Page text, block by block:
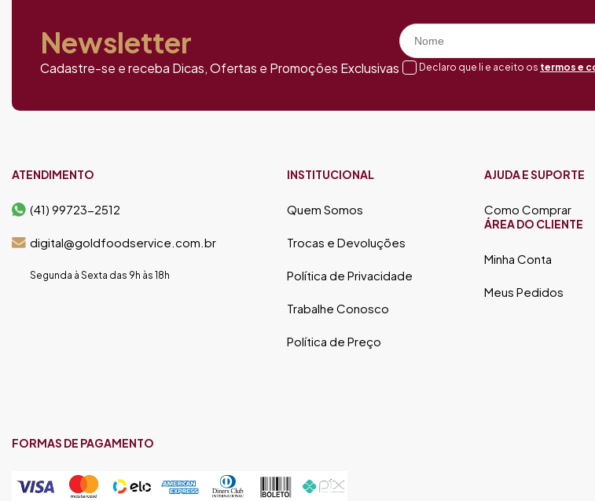
Newsletter
Cadastre-se e receba Dicas, Ofertas e Promoções Exclusivas Declaro que li e aceito os termos e
ATENDIMENTO
(41) 99723-2512
digital@goldfoodservice.com.br
Segunda à Sexta das 9h às 18h
INSTITUCIONAL
Quem Somos
Trocas e Devoluções
Política de Privacidade
Trabalhe Conosco
Política de Preço
AJUDA E SUPORTE
Como Comprar
ÁREA DO CLIENTE
Minha Conta
Meus Pedidos
FORMAS DE PAGAMENTO